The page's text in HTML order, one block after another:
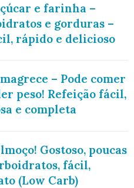
e farinha –
e gorduras –
rápido e delicioso
– Pode comer
peso! Refeição fácil,
e completa
Gostoso, poucas
fácil,
(Low Carb)